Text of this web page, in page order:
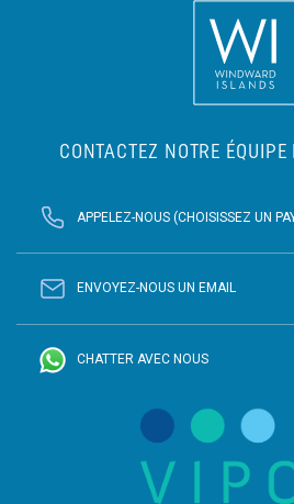
CONTACTEZ NOTRE
APPELEZ-NOUS (CHOISISSEZ UN
ENVOYEZ-NOUS UN EMAIL
CHATTER AVEC NOUS